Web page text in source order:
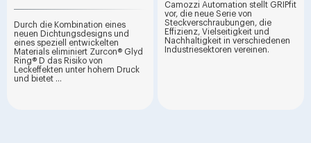
Durch die Kombination eines
neuen Dichtungsdesigns und
eines speziell entwickelten
Materials eliminiert Zurcon® Glyd
Ring® D das Risiko von
Leckeffekten unter hohem Druck
und bietet ...
Camozzi Automation stellt GRIPfit
vor, die neue Serie von
Steckverschraubungen, die
Effizienz, Vielseitigkeit und
Nachhaltigkeit in verschiedenen
Industriesektoren vereinen.